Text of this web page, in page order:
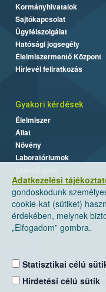
Adatkezelési
gondoskodunk
cookie-kat (sütiket)
érdekében, melynek
„Elfogadom” gombra.
Statisztikai célú
Hirdetési célú sütik
Kormányhivatalok
Sajtókapcsolat
Ügyfélszolgálat
Hatósági jogsegély
Élelmiszermentő Központ
Hírlevél feliratkozás
Gyakori kérdések
Élelmiszer
Állat
Növény
Laboratóriumok
Nemzeti